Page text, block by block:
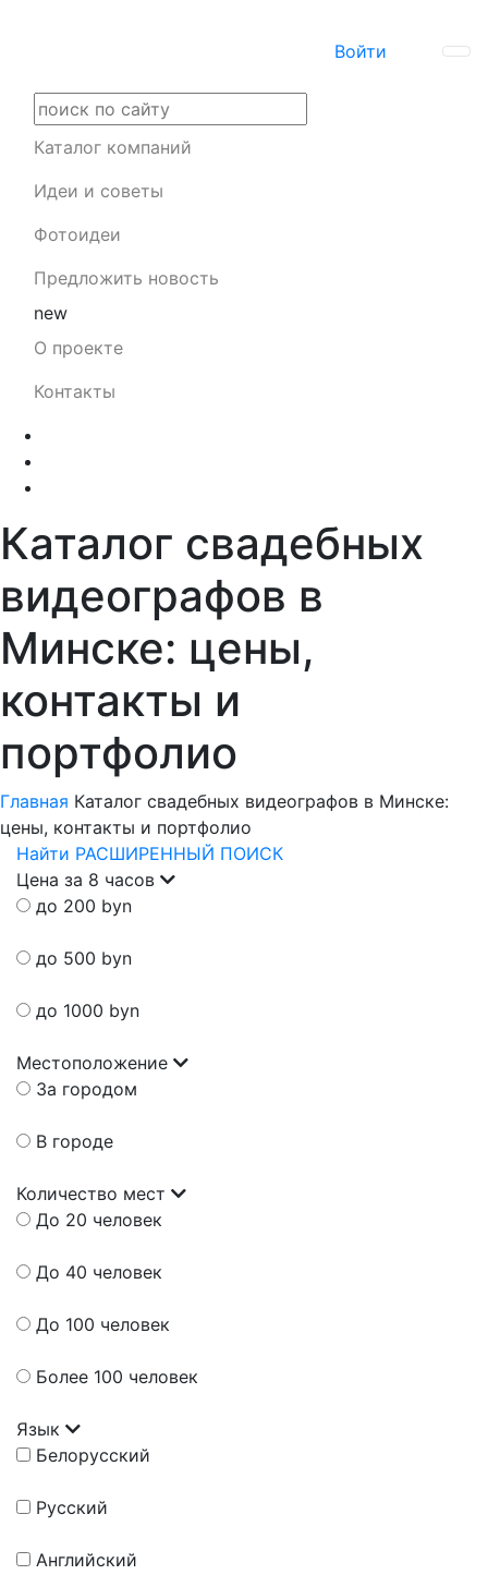
Войти
Каталог компаний
Идеи и советы
Фотоидеи
Предложить новость
new
О проекте
Контакты
Каталог свадебных
видеографов в
Минске: цены,
контакты и
портфолио
Главная Каталог свадебных видеографов в Минске:
цены, контакты и портфолио
Найти РАСШИРЕННЫЙ ПОИСК
Цена за 8 часов
до 200 byn
до 500 byn
до 1000 byn
Местоположение
За городом
В городе
Количество мест
До 20 человек
До 40 человек
До 100 человек
Более 100 человек
Язык
Белорусский
Русский
Английский